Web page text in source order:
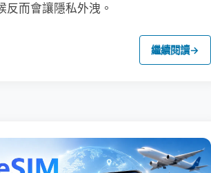
反而會讓隱私外洩。
繼續閱讀→